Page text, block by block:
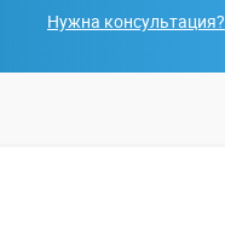
Нужна консультация?